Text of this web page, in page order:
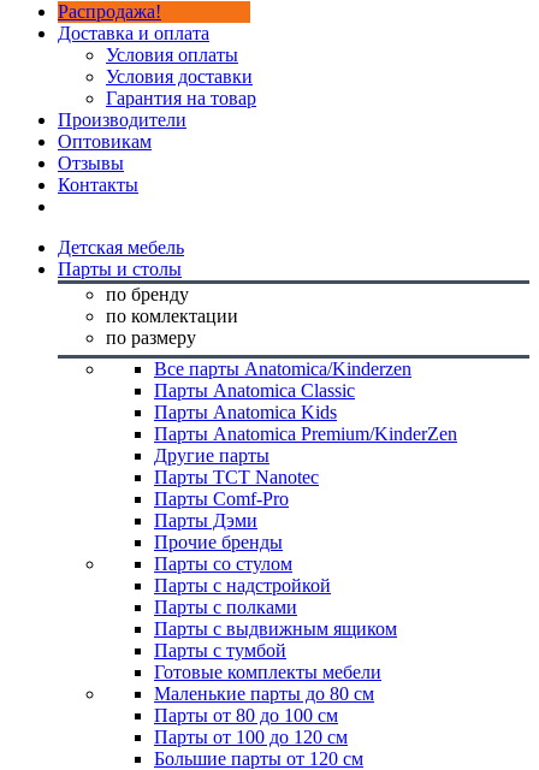
Распродажа!
Доставка и оплата
Условия оплаты
Условия доставки
Гарантия на товар
Производители
Оптовикам
Отзывы
Контакты
Детская мебель
Парты и столы
по бренду
по комлектации
по размеру
Все парты Anatomica/Kinderzen
Парты Anatomica Classic
Парты Anatomica Kids
Парты Anatomica Premium/KinderZen
Другие парты
Парты TCT Nanotec
Парты Comf-Pro
Парты Дэми
Прочие бренды
Парты со стулом
Парты с надстройкой
Парты с полками
Парты с выдвижным ящиком
Парты с тумбой
Готовые комплекты мебели
Маленькие парты до 80 см
Парты от 80 до 100 см
Парты от 100 до 120 см
Большие парты от 120 см